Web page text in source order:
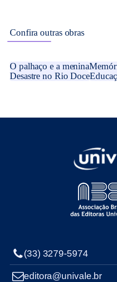
Confira outras obras
O palhaço e a menina
Desastre no Rio Doce
(33) 3279-5974
editora@univale.br